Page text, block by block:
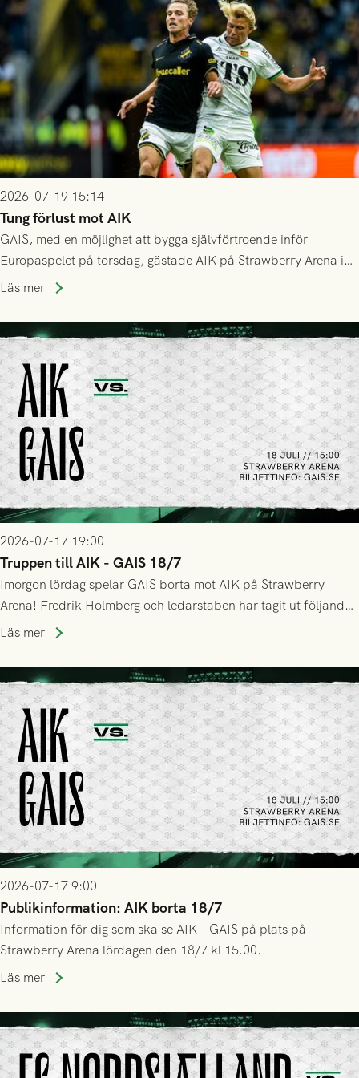
2026-07-19 15:14
Tung förlust mot AIK
GAIS, med en möjlighet att bygga självförtroende inför
Europaspelet på torsdag, gästade AIK på Strawberry Arena i
Stockholm . Men trots konstant hotande i första halvlek av
lyckades få in 2-0.
Läs mer
2026-07-17 19:00
Truppen till AIK - GAIS 18/7
Imorgon lördag spelar GAIS borta mot AIK på Strawberry
Arena! Fredrik Holmberg och ledarstaben har tagit ut följande
trupp till matchen:
Läs mer
2026-07-17 9:00
Publikinformation: AIK borta 18/7
Information för dig som ska se AIK - GAIS på plats på
Strawberry Arena lördagen den 18/7 kl 15.00.
Läs mer